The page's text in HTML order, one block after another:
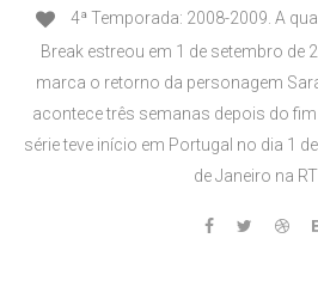
4ª Temporada: 2008-2009. A
Break estreou em 1 de setembro de
marca o retorno da personagem
acontece três semanas depois do
série teve início em Portugal no dia 1
de Janeiro na